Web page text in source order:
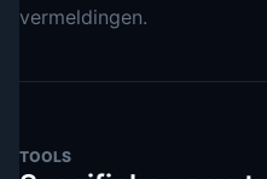
vermeldingen.
TOOLS